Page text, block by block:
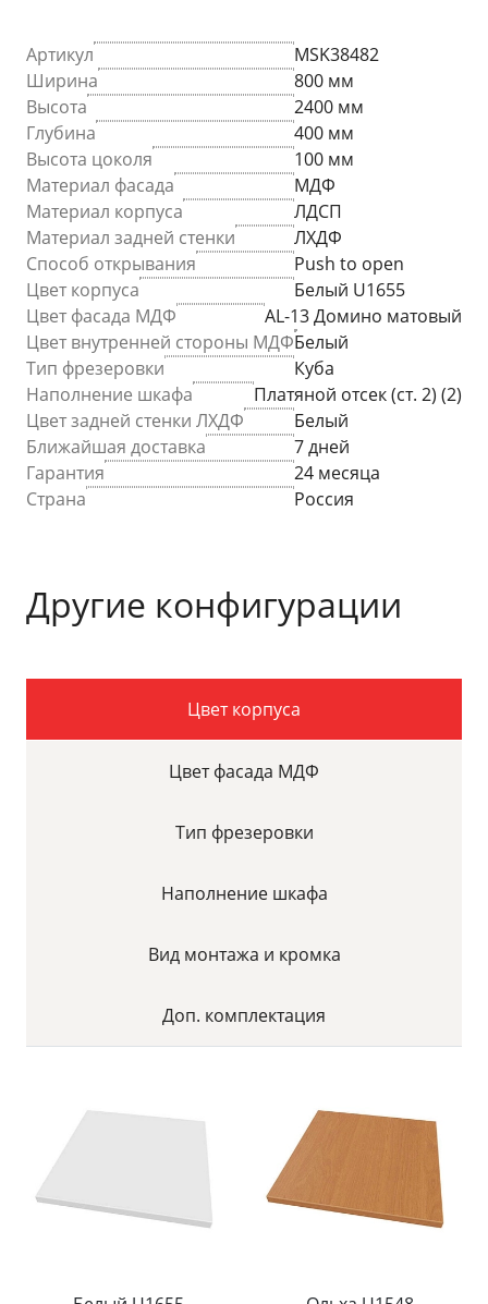
Артикул
MSK38482
Ширина
800 мм
Высота
2400 мм
Глубина
400 мм
Высота цоколя
100 мм
Материал фасада
МДФ
Материал корпуса
ЛДСП
Материал задней стенки
ЛХДФ
Способ открывания
Push to open
Цвет корпуса
Белый U1655
Цвет фасада МДФ
AL-13 Домино матовый
Цвет внутренней стороны МДФБелый
Тип фрезеровки
Куба
Наполнение шкафа
Платяной отсек (ст. 2) (2)
Цвет задней стенки ЛХДФ
Белый
Ближайшая доставка
7 дней
Гарантия
24 месяца
Страна
Россия
Другие конфигурации
Цвет корпуса
Цвет фасада МДФ
Тип фрезеровки
Наполнение шкафа
Вид монтажа и кромка
Доп. комплектация